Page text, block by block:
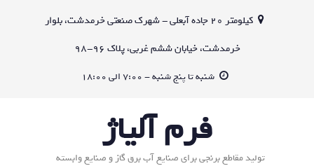
کیلومتر 20 جاده آبعلی - شهرک صنعتی خرمدشت، بلوار
خرمدشت، خیابان ششم غربی، پلاک 96-98
شنبه تا پنج شنبه - 7:00 الی 18:00
فرم آلیاژ
تولید مقاطع برنجی برای صنایع آب برق گاز و صنایع وابسته